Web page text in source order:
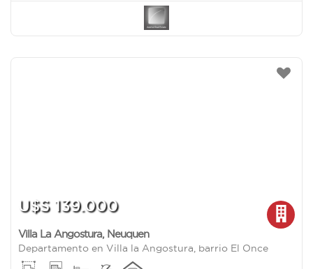
U$S 139.000
Villa La Angostura, Neuquen
Departamento en Villa la Angostura, barrio El Once